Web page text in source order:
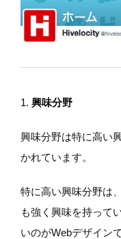
1. 興味分野
興味分野は特に高い
かれています。
特に高い興味分野は
も強く興味を持って
いのがWebデザイン